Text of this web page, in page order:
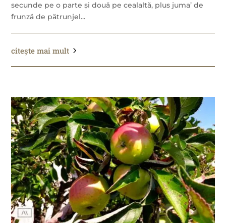
secunde pe o parte și două pe cealaltă, plus juma’ de
frunză de pătrunjel...
citește mai mult